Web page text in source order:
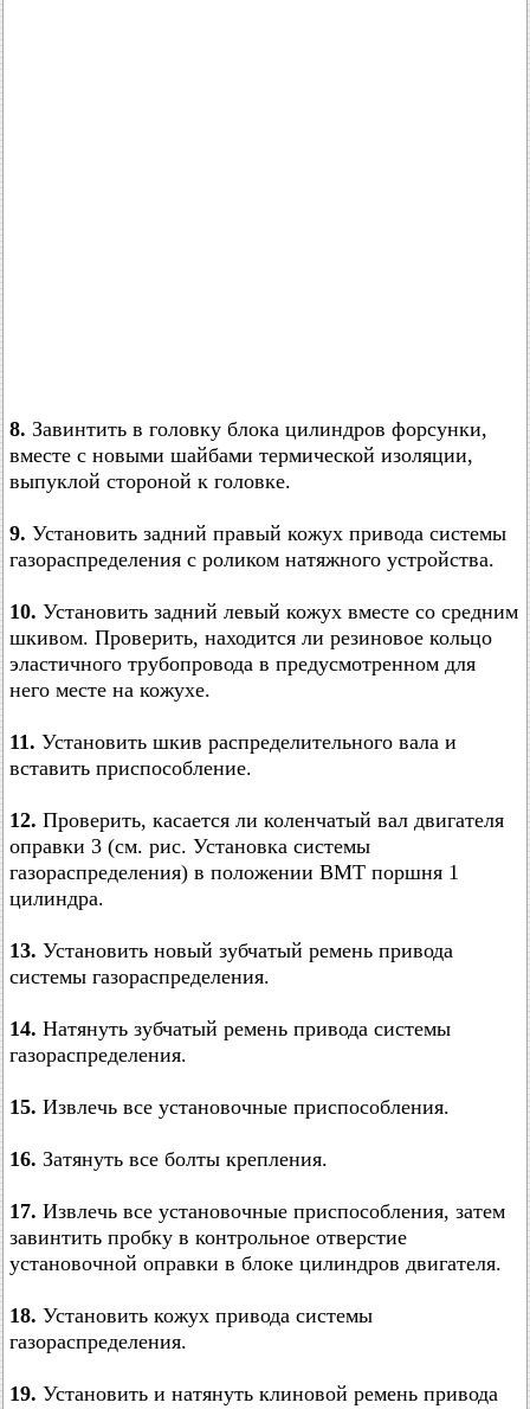
8. Завинтить в головку блока цилиндров форсунки,
вместе с новыми шайбами термической изоляции,
выпуклой стороной к головке.
9. Установить задний правый кожух привода системы
газораспределения с роликом натяжного устройства.
10. Установить задний левый кожух вместе со средним
шкивом. Проверить, находится ли резиновое кольцо
эластичного трубопровода в предусмотренном для
него месте на кожухе.
11. Установить шкив распределительного вала и
вставить приспособление.
12. Проверить, касается ли коленчатый вал двигателя
оправки 3 (см. рис. Установка системы
газораспределения) в положении ВМТ поршня 1
цилиндра.
13. Установить новый зубчатый ремень привода
системы газораспределения.
14. Натянуть зубчатый ремень привода системы
газораспределения.
15. Извлечь все установочные приспособления.
16. Затянуть все болты крепления.
17. Извлечь все установочные приспособления, затем
завинтить пробку в контрольное отверстие
установочной оправки в блоке цилиндров двигателя.
18. Установить кожух привода системы
газораспределения.
19. Установить и натянуть клиновой ремень привода